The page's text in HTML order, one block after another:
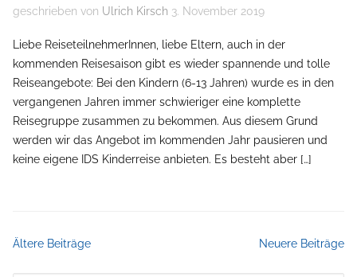
geschrieben von Ulrich Kirsch 3. November 2019
Liebe ReiseteilnehmerInnen, liebe Eltern, auch in der
kommenden Reisesaison gibt es wieder spannende und tolle
Reiseangebote: Bei den Kindern (6-13 Jahren) wurde es in den
vergangenen Jahren immer schwieriger eine komplette
Reisegruppe zusammen zu bekommen. Aus diesem Grund
werden wir das Angebot im kommenden Jahr pausieren und
keine eigene IDS Kinderreise anbieten. Es besteht aber […]
Ältere Beiträge Neuere Beiträge